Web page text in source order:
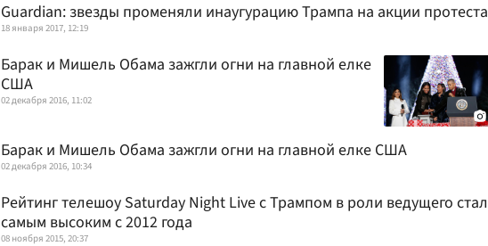
Guardian: звезды променяли инаугурацию Трампа на акции протеста
18 января 2017, 12:19
Барак и Мишель Обама зажгли огни на главной елке
США
02 декабря 2016, 11:02
Барак и Мишель Обама зажгли огни на главной елке США
02 декабря 2016, 10:34
Рейтинг телешоу Saturday Night Live с Трампом в роли ведущего стал
самым высоким с 2012 года
08 ноября 2015, 20:37